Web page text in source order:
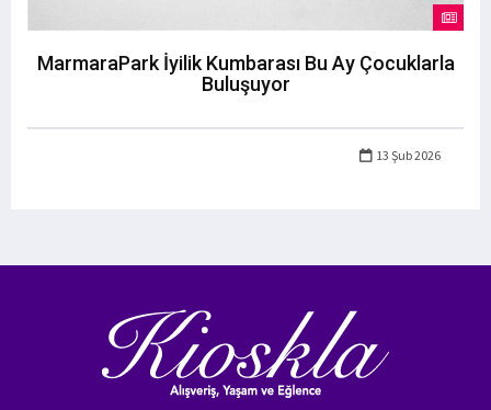
MarmaraPark İyilik Kumbarası Bu Ay Çocuklarla
Buluşuyor
13 Şub 2026